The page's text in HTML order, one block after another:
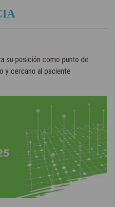
su posición como punto de
y cercano al paciente